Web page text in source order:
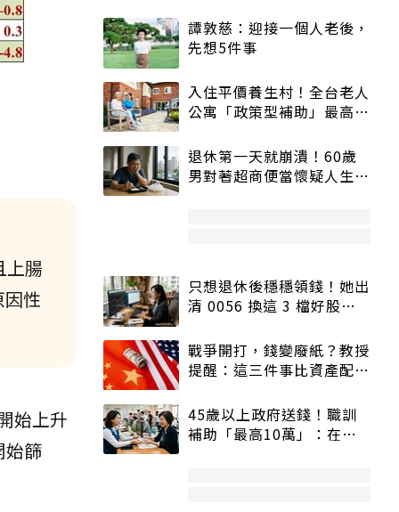
上腸
性
始上升
始篩
譚敦慈：迎接一個人老後，
先想5件事
入住平價養生村！全台老人
公寓「政策型補助」最高打
退休第一天就崩潰！60歲
男對著超商便當懷疑人生
只想退休後穩穩領錢！她出
清 0056 換這 3 檔好股：
戰爭開打，錢變廢紙？教授
提醒：這三件事比資產配置
45歲以上政府送錢！職訓
補助「最高10萬」：在